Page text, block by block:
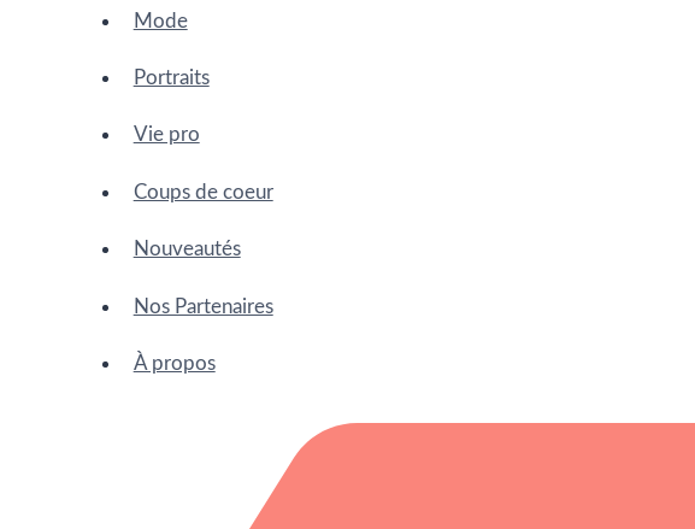
Mode
Portraits
Vie pro
Coups de coeur
Nouveautés
Nos Partenaires
À propos